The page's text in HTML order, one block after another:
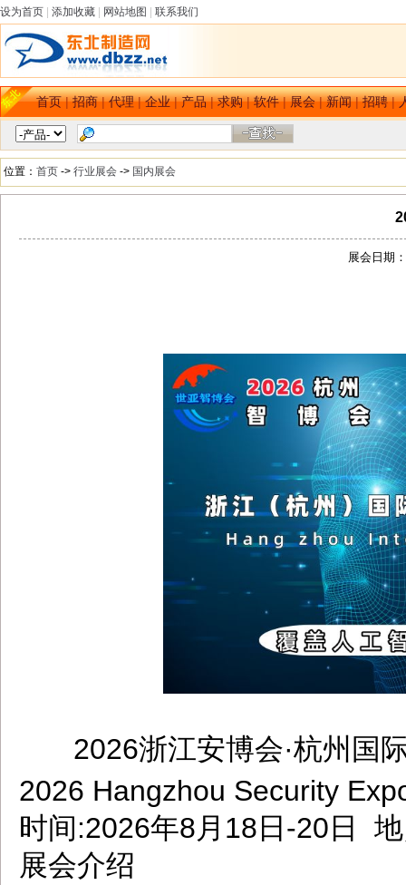
设为首页 添加收藏 网站地图 联系我们
首页|招商|代理|企业|产品|求购|软件|展会|新闻|招聘|
位置： 首页 -> 行业展会 -> 国内展会
展会日期
2026浙江安博会·杭州国
2026 Hangzhou Security
时间:2026年8月18日-20日
展会介绍